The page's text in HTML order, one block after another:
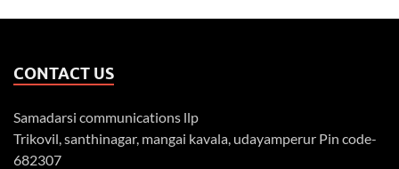
CONTACT US
Samadarsi communications llp
Trikovil, santhinagar, mangai kavala, udayamperur Pin code-
682307